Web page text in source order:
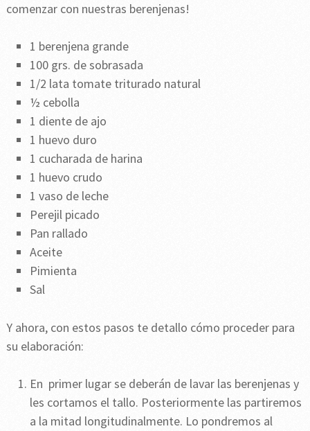
comenzar con nuestras berenjenas!
1 berenjena grande
100 grs. de sobrasada
1/2 lata tomate triturado natural
½ cebolla
1 diente de ajo
1 huevo duro
1 cucharada de harina
1 huevo crudo
1 vaso de leche
Perejil picado
Pan rallado
Aceite
Pimienta
Sal
Y ahora, con estos pasos te detallo cómo proceder para
su elaboración:
En primer lugar se deberán de lavar las berenjenas y
les cortamos el tallo. Posteriormente las partiremos
a la mitad longitudinalmente. Lo pondremos al